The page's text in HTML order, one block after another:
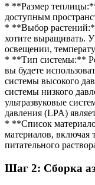
* **Размер
доступным
* **Выбор
хотите выращивать.
освещении,
* **Тип системы:**
вы будете
системы высокого
системы низкого
ультразвуковые
давления (LPA)
* **Список
материалов, включая
питательного
Шаг 2: Сборка